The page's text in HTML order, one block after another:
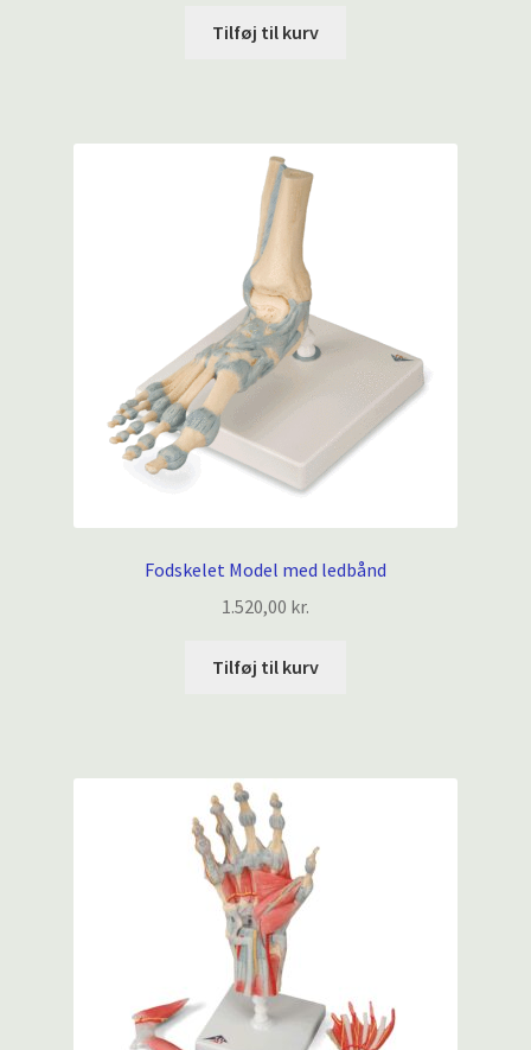
Tilføj til kurv
Fodskelet Model med ledbånd
1.520,00 kr.
Tilføj til kurv